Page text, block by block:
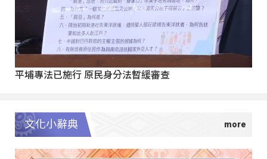
平埔專法已施行 原民身分法暫緩審查
文化小辭典